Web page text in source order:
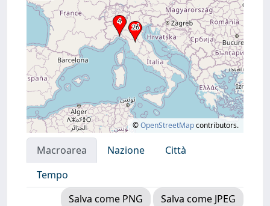
©OpenStreetMapcontributors.
Macroarea Nazione
Città
Tempo
Salva come PNG
Salva come JPEG